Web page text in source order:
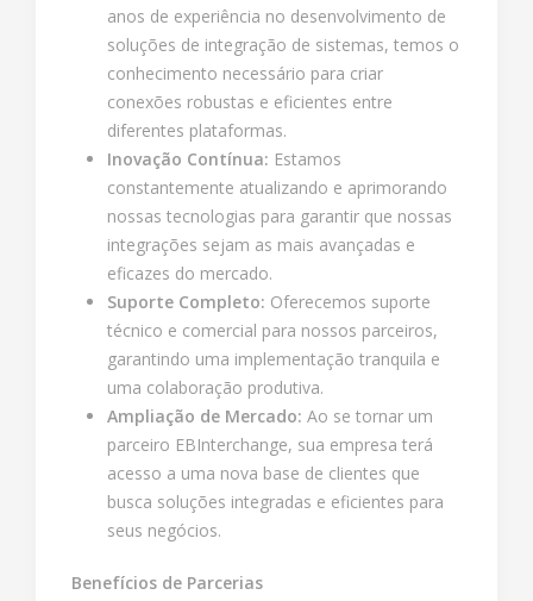
anos de experiência no desenvolvimento de
soluções de integração de sistemas, temos o
conhecimento necessário para criar
conexões robustas e eficientes entre
diferentes plataformas.
Inovação Contínua: Estamos
constantemente atualizando e aprimorando
nossas tecnologias para garantir que nossas
integrações sejam as mais avançadas e
eficazes do mercado.
Suporte Completo: Oferecemos suporte
técnico e comercial para nossos parceiros,
garantindo uma implementação tranquila e
uma colaboração produtiva.
Ampliação de Mercado: Ao se tornar um
parceiro EBInterchange, sua empresa terá
acesso a uma nova base de clientes que
busca soluções integradas e eficientes para
seus negócios.
Benefícios de Parcerias